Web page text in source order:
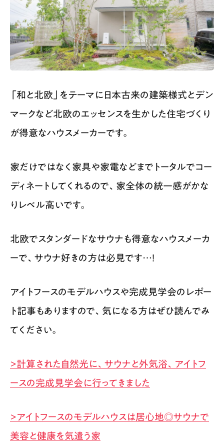
「和と北欧」をテーマに日本古来の建築様式とデン
マークなど北欧のエッセンスを生かした住宅づくり
が得意なハウスメーカーです。
家だけではなく家具や家電などまでトータルでコー
ディネートしてくれるので、家全体の統一感がかな
りレベル高いです。
北欧でスタンダードなサウナも得意なハウスメーカ
ーで、サウナ好きの方は必見です…！
アイトフースのモデルハウスや完成見学会のレポー
ト記事もありますので、気になる方はぜひ読んでみ
てください。
>計算された自然光に、サウナと外気浴、アイトフ
ースの完成見学会に行ってきました
>アイトフースのモデルハウスは居心地◎サウナで
美容と健康を気遣う家